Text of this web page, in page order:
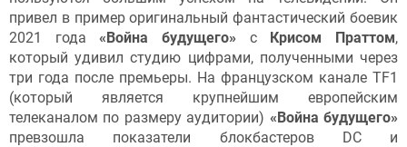
привел в пример оригинальный фантастический боевик
2021 года«Война будущего» с Крисом Праттом,
который удивил студию цифрами, полученными через
три года после премьеры. На французском канале TF1
(который является крупнейшим европейским
телеканалом по размеру аудитории) «Война будущего»
превзошла показатели блокбастеров DC и